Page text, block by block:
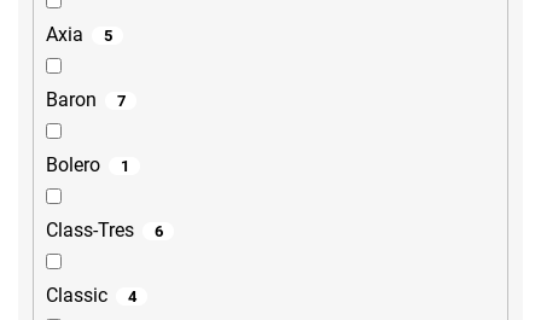
Axia 5
Baron 7
Bolero 1
Class-Tres 6
Classic 4